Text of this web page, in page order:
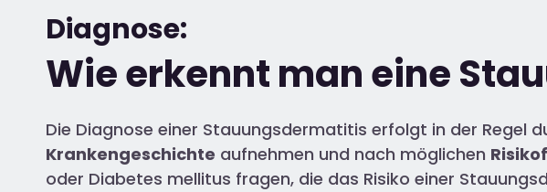
Diagnose:
Wie erkennt man eine
Die Diagnose einer Stauungsdermatitis erfolgt in der Regel
Krankengeschichte aufnehmen und nach möglichen
oder Diabetes mellitus fragen, die das Risiko einer